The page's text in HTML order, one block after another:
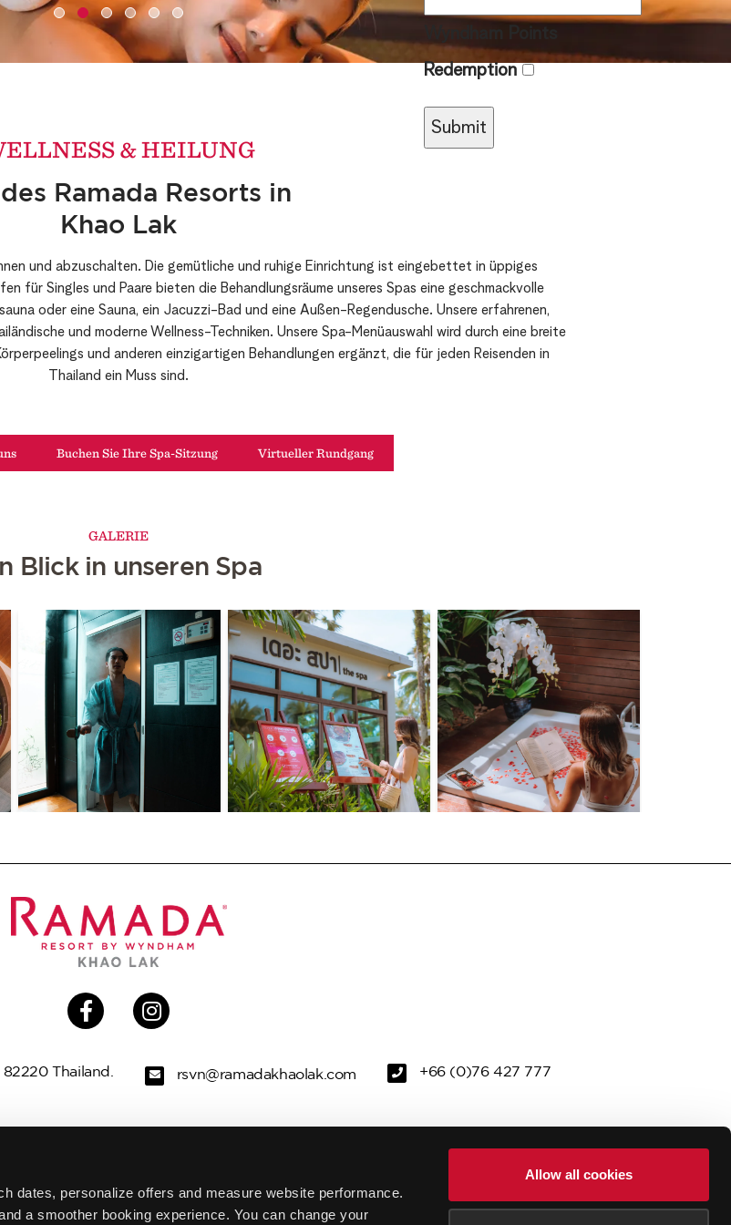
dates, personalize offers and measure website performance.
a smoother booking experience. You can change your
Allow all cookies
Redemption
& HEILUNG
Ramada Resorts in
Khao Lak
und abzuschalten. Die gemütliche und ruhige Einrichtung ist eingebettet in üppiges
für Singles und Paare bieten die Behandlungsräume unseres Spas eine geschmackvolle
oder eine Sauna, ein Jacuzzi-Bad und eine Außen-Regendusche. Unsere erfahrenen,
und moderne Wellness-Techniken. Unsere Spa-Menüauswahl wird durch eine breite
und anderen einzigartigen Behandlungen ergänzt, die für jeden Reisenden in
Thailand ein Muss sind.
Buchen Sie Ihre Spa-Sitzung Virtueller Rundgang
GALERIE
Blick in unseren Spa
Thailand. rsvn@ramadakhaolak.com +66 (0)76 427 777
SPA HOCHZEITEN TAGUNGEN UND VERANSTALTUNGEN